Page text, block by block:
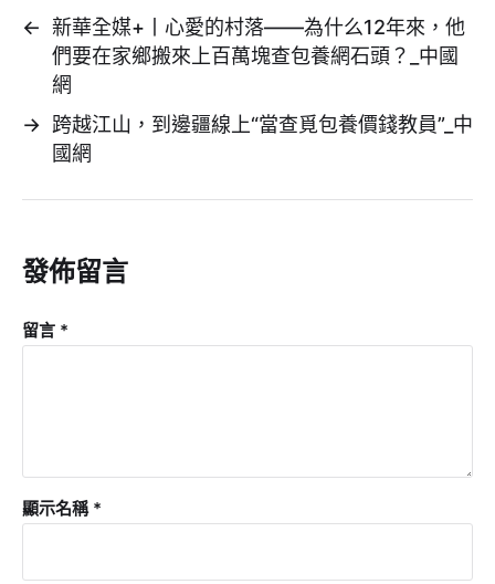
← 新華全媒+丨心愛的村落——為什么12年來，他
們要在家鄉搬來上百萬塊查包養網石頭？_中國
網
→ 跨越江山，到邊疆線上“當查覓包養價錢教員”_中
國網
發佈留言
留言 *
顯示名稱 *